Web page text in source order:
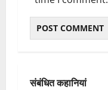
संबंधित कहानियां